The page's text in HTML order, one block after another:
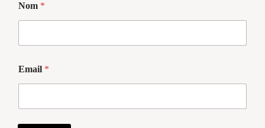
Nom *
*
*
Email *